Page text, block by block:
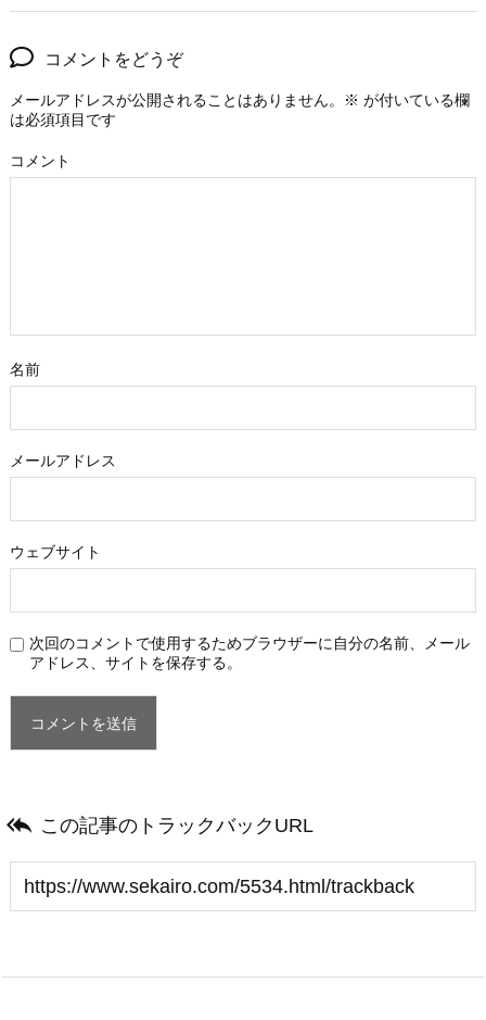
コメントをどうぞ
メールアドレスが公開されることはありません。 ※ が付いている欄
は必須項目です
コメント
名前
メールアドレス
ウェブサイト
次回のコメントで使用するためブラウザーに自分の名前、メール
アドレス、サイトを保存する。
 この記事のトラックバックURL